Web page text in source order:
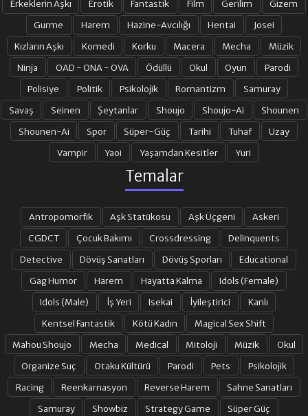
17. BÖLÜM 18. BÖLÜM
19. BÖLÜM 20. BÖLÜM
21. BÖLÜM 22. BÖLÜM
24. BÖLÜM
25. BÖLÜM 26. BÖLÜM
27. BÖLÜM 28. BÖLÜM
29. BÖLÜM 30. BÖLÜM
31. BÖLÜM 32. BÖLÜM
Erkeklerin Aşkı Erotik Fantastik Film Gerilim
Gizem
Gurme
Harem Hazine-Avcılığı Hentai
Josei
Kızların Aşkı
Komedi Korku Macera Mecha
Müzik
Ninja
OAD - ONA - OVA Ödüllü Okul Oyun
Parodi
Polisiye
Politik Psikolojik Romantizm
Samuray
Savaş
Seinen Şeytanlar Shoujo Shoujo-Ai
Shounen
Shounen-Ai
Spor Süper-Güç Tarihi Tuhaf
Uzay
Vampir
Yaoi Yaşamdan Kesitler Yuri
Temalar
Antropomorfik Aşk Statükosu Aşk Üçgeni
Askeri
CGDCT
Çocuk Bakımı Crossdressing
Delinquents
Detective
Dövüş Sanatları Dövüş Sporları
Educational
Gag Humor
Harem Hayatta Kalma
Idols (Female)
Idols (Male)
İş Yeri Isekai İyileştirici
Kanlı
Kentsel Fantastik
Kötü Kadın
Magical Sex Shift
Mahou Shoujo
Mecha Medical Mitoloji Müzik
Okul
Organize Suç
Otaku Kültürü Parodi Pets
Psikolojik
Racing
Reenkarnasyon Reverse Harem
Sahne Sanatları
Samuray
Showbiz Strategy Game
Süper Güç